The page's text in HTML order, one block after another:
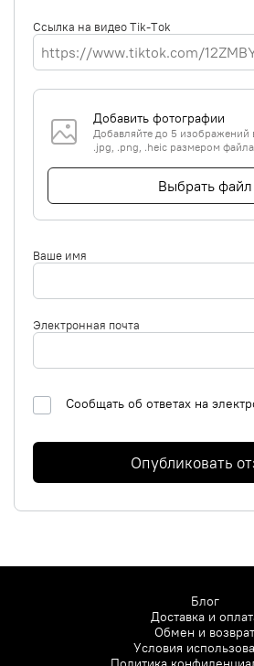
Ссылка на видео Tik-Tok
Добавить фотографии
Добавляйте до 5 изображений
.jpg, .png, .heic размером
Выбрать файл
Ваше имя
Электронная почта
Сообщать об ответах на
Опубликовать
Блог
Доставка и
Обмен и возврат
Условия